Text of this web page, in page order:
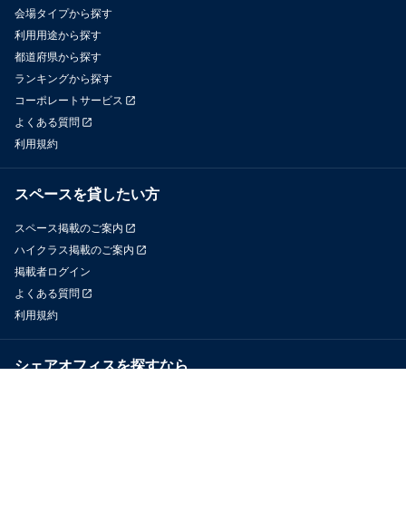
会場タイプから探す
利用用途から探す
都道府県から探す
ランキングから探す
コーポレートサービス
よくある質問
利用規約
スペースを貸したい方
スペース掲載のご案内
ハイクラス掲載のご案内
掲載者ログイン
よくある質問
利用規約
シェアオフィスを探すなら